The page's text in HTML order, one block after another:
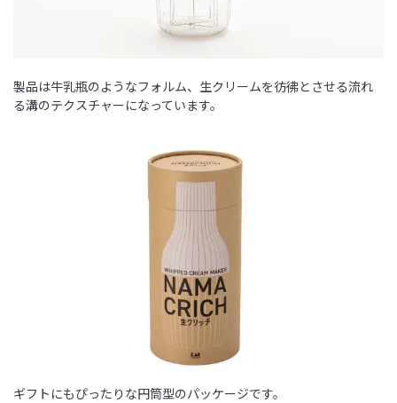
製品は牛乳瓶のようなフォルム、生クリームを彷彿とさせる流れ
る溝のテクスチャーになっています。
ギフトにもぴったりな円筒型のパッケージです。